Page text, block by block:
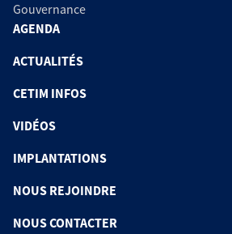
Gouvernance
AGENDA
ACTUALITÉS
CETIM INFOS
VIDÉOS
IMPLANTATIONS
NOUS REJOINDRE
NOUS CONTACTER